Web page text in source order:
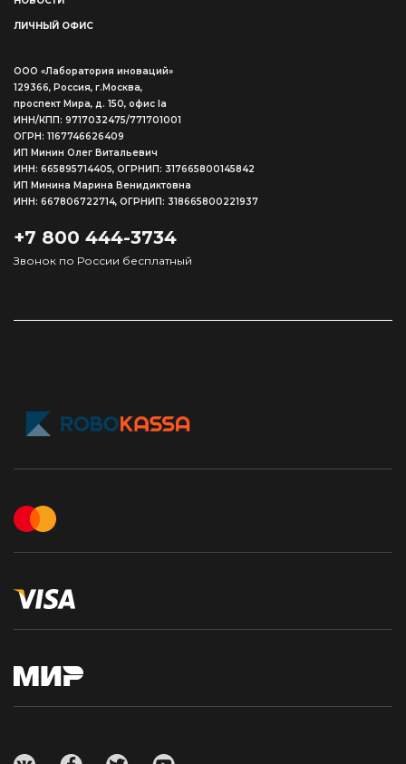
ЛИЧНЫЙ ОФИС
ООО «Лаборатория иноваций»
129366, Россия, г.Москва,
проспект Мира, д. 150, офис Ia
ИНН/КПП: 9717032475/771701001
ОГРН: 1167746626409
ИП Минин Олег Витальевич
ИНН: 665895714405, ОГРНИП: 317665800145842
ИП Минина Марина Венидиктовна
ИНН: 667806722714, ОГРНИП: 318665800221937
+7 800 444-3734
Звонок по России бесплатный